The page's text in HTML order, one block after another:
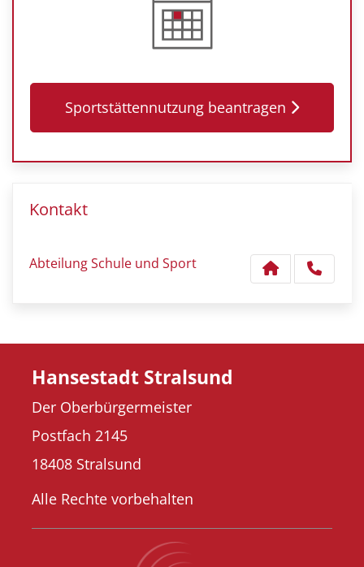
Sportstättennutzung beantragen
Kontakt
Abteilung Schule und Sport
Hansestadt Stralsund
Der Oberbürgermeister
Postfach 2145
18408 Stralsund
Alle Rechte vorbehalten